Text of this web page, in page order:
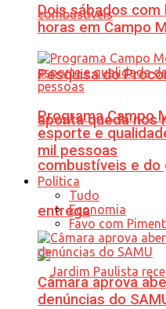
Pesquisa do
aponta queda nos
combustíveis e do
entrega
Dois sábados
horas em Campo
Programa Campo
esporte e
mil pessoas
Política
Tudo
Economia
Favo com
Câmara aprova
denúncias do